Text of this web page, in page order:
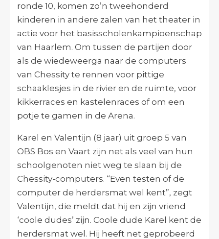
ronde 10, komen zo’n tweehonderd
kinderen in andere zalen van het theater in
actie voor het basisscholenkampioenschap
van Haarlem. Om tussen de partijen door
als de wiedeweerga naar de computers
van Chessity te rennen voor pittige
schaaklesjes in de rivier en de ruimte, voor
kikkerraces en kastelenraces of om een
potje te gamen in de Arena.
Karel en Valentijn (8 jaar) uit groep 5 van
OBS Bos en Vaart zijn net als veel van hun
schoolgenoten niet weg te slaan bij de
Chessity-computers. “Even testen of de
computer de herdersmat wel kent”, zegt
Valentijn, die meldt dat hij en zijn vriend
‘coole dudes’ zijn. Coole dude Karel kent de
herdersmat wel. Hij heeft net geprobeerd